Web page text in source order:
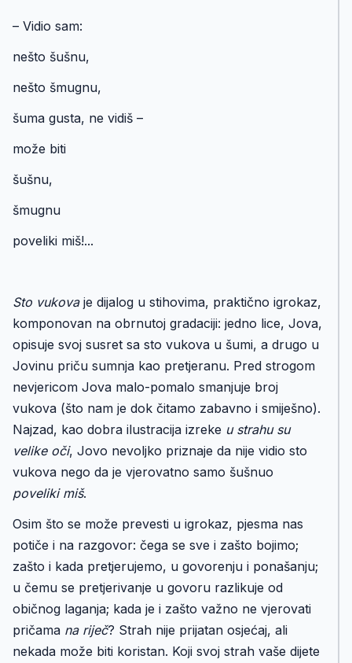
– Vidio sam:
nešto šušnu,
nešto šmugnu,
šuma gusta, ne vidiš –
može biti
šušnu,
šmugnu
poveliki miš!...
Sto vukovaje dijalog u stihovima, praktično igrokaz,
komponovan na obrnutoj gradaciji: jedno lice, Jova,
opisuje svoj susret sa sto vukova u šumi, a drugo u
Jovinu priču sumnja kao pretjeranu. Pred strogom
nevjericom Jova malo-pomalo smanjuje broj
vukova (što nam je dok čitamo zabavno i smiješno).
Najzad, kao dobra ilustracija izreke u strahu su
velike oči, Jovo nevoljko priznaje da nije vidio sto
vukova nego da je vjerovatno samo šušnuo
poveliki miš.
Osim što se može prevesti u igrokaz, pjesma nas
potiče i na razgovor: čega se sve i zašto bojimo;
zašto i kada pretjerujemo, u govorenju i ponašanju;
u čemu se pretjerivanje u govoru razlikuje od
običnog laganja; kada je i zašto važno ne vjerovati
pričama na riječ? Strah nije prijatan osjećaj, ali
nekada može biti koristan. Koji svoj strah vaše dijete